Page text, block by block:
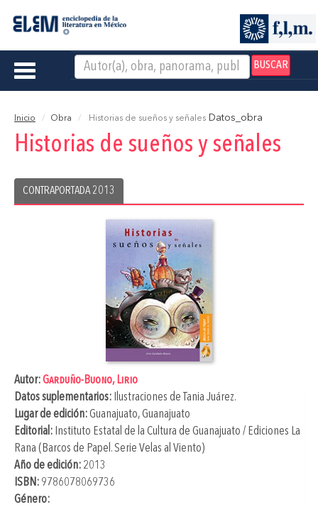
BUSCAR
Toggle
Inicio Obra Historias de sueños y señales Datos_obra
Historias de sueños y señales
CONTRAPORTADA 2013
Autor:Garduño-Buono, Lirio
Datos suplementarios: Ilustraciones de Tania Juárez.
Lugar de edición:Guanajuato, Guanajuato
Editorial: Instituto Estatal de la Cultura de Guanajuato / Ediciones La
Rana (Barcos de Papel. Serie Velas al Viento)
Año de edición: 2013
ISBN: 9786078069736
Género: